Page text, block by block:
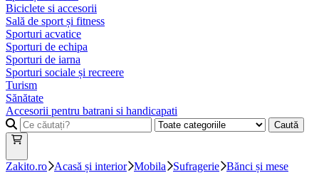
Biciclete si accesorii
Sală de sport și fitness
Sporturi acvatice
Sporturi de echipa
Sporturi de iarna
Sporturi sociale și recreere
Turism
Sănătate
Accesorii pentru batrani si handicapati
Caută
Zakito.ro Acasă și interior Mobila Sufragerie Bănci și mese